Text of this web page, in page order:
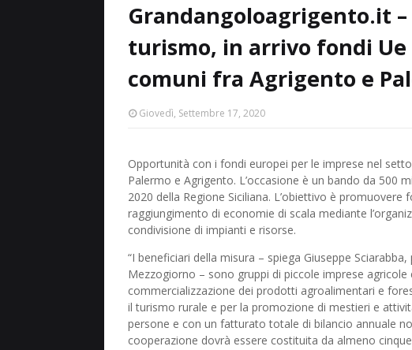
Grandangoloagrigento.it
turismo, in arrivo fondi Ue
comuni fra Agrigento e
Giovedì, Settembre 17, 2020
Opportunità con i fondi europei per le imprese nel
Palermo e Agrigento. L’occasione è un bando da 500
2020 della Regione Siciliana. L’obiettivo è
raggiungimento di economie di scala mediante
condivisione di impianti e risorse.
“I beneficiari della misura – spiega Giuseppe
Mezzogiorno – sono gruppi di piccole imprese
commercializzazione dei prodotti agroalimentari e
il turismo rurale e per la promozione di mestieri e
persone e con un fatturato totale di bilancio annuale
cooperazione dovrà essere costituita da almeno